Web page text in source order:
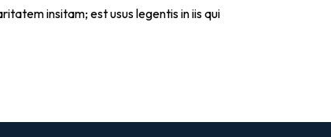
insitam; est usus legentis in iis qui